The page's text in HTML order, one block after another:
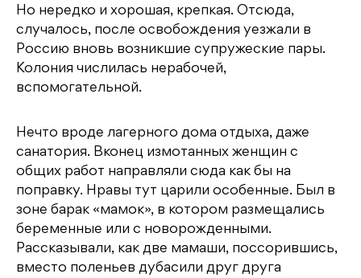
Но нередко и хорошая, крепкая. Отсюда,
случалось, после освобождения уезжали в
Россию вновь возникшие супружеские пары.
Колония числилась нерабочей,
вспомогательной.
Нечто вроде лагерного дома отдыха, даже
санатория. Вконец измотанных женщин с
общих работ направляли сюда как бы на
поправку. Нравы тут царили особенные. Был в
зоне барак «мамок», в котором размещались
беременные или с новорожденными.
Рассказывали, как две мамаши, поссорившись,
вместо поленьев дубасили друг друга